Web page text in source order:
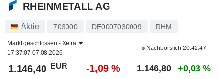
RHEINMETALL AG
Aktie 703000 DE0007030009 RHM
Markt geschlossen - Xetra
17:37:07 07.08.2026
Nachbörslich 20:42:47
1.146,40 EUR -1,09 % 1.146,80 +0,03 %